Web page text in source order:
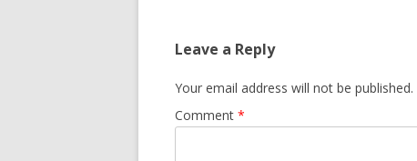
Leave a Reply
Your email address will not be published.
Comment *